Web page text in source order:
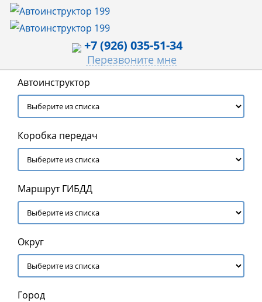
+7 (926) 035-51-34
Перезвоните мне
Автоинструктор
Коробка передач
Маршрут ГИБДД
Округ
Город